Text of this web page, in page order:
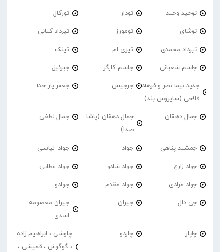
توحید وحید تودار تورکال
توشای تومورز تیرداد کیانی
تیرداد محمدی تیری ام تینک
جاسم شعبانی جاسم کارگر جبرئیل
جدید نیما نصر و فرهاد
فلاحی (سایروس بند)
جرجیس جعفر یار خدا
جمال دهقان
جمال دهقان (پاشا
صدا)
جمال لطفی
جمشید پناهی جواد جواد الیاسی
جواد زارع جواد شادو جواد عطایی
جواد مرادی جواد مقدم جوادو
جی دال جیران
جیران معصومه
اسدی
چاپار چاردو
چاوشی ، ابراهیم زاده
، گوگوش ، قمیشی ،